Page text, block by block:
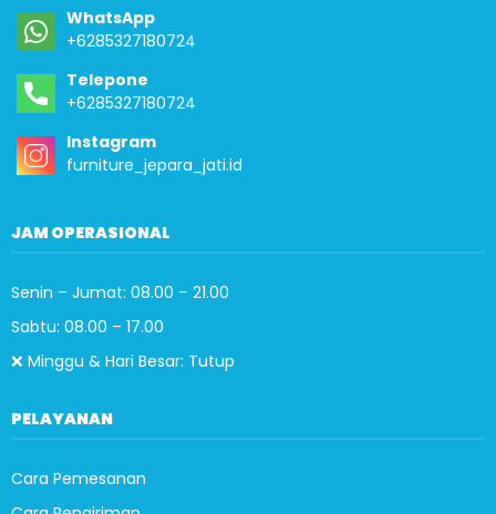
WhatsApp
+6285327180724
Telepone
+6285327180724
Instagram
furniture_jepara_jati.id
JAM OPERASIONAL
Senin – Jumat: 08.00 – 21.00
Sabtu: 08.00 – 17.00
❌ Minggu & Hari Besar: Tutup
PELAYANAN
Cara Pemesanan